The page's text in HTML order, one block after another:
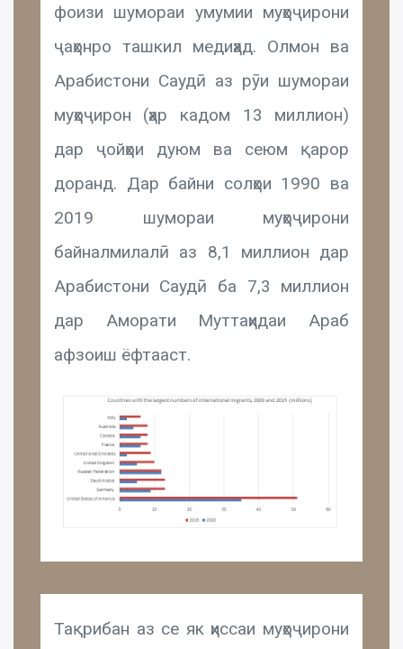
фоизи шумораи умумии муҳоҷирони
ҷаҳонро ташкил медиҳад. Олмон ва
Арабистони Саудӣ аз рӯи шумораи
муҳоҷирон (ҳар кадом 13 миллион)
дар ҷойҳои дуюм ва сеюм қарор
доранд. Дар байни солҳои 1990 ва
2019 шумораи муҳоҷирони
байналмилалӣ аз 8,1 миллион дар
Арабистони Саудӣ ба 7,3 миллион
дар Аморати Муттаҳидаи Араб
афзоиш ёфтааст.
Тақрибан аз се як ҳиссаи муҳоҷирони